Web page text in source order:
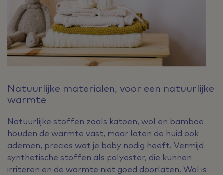
Natuurlijke materialen, voor een natuurlijke
warmte
Natuurlijke stoffen zoals katoen, wol en bamboe
houden de warmte vast, maar laten de huid ook
ademen, precies wat je baby nodig heeft. Vermijd
synthetische stoffen als polyester, die kunnen
irriteren en de warmte niet goed doorlaten. Wol is